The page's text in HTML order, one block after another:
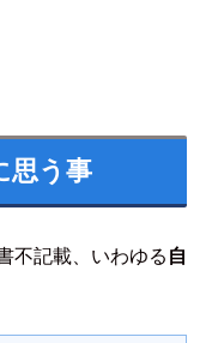
思う事
不記載、いわゆる 自